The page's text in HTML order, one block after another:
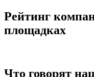
Рейтинг
площадках
Что говорят